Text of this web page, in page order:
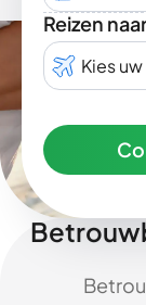
Reizen
Kies